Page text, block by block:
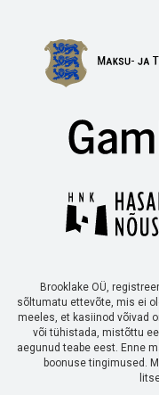
Brooklake OÜ,
sõltumatu ettevõte, mis ei
meeles, et kasiinod võivad
või tühistada, mistõttu
aegunud teabe eest. Enne
boonuse tingimused.